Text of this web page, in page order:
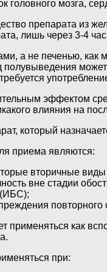
головного мозга,
препарата из
лишь через 3-4
а не печенью, как
эффектом
влияния на
который
приема являются:
вторичные
вне стадии
(ИБС);
применяться как
при: